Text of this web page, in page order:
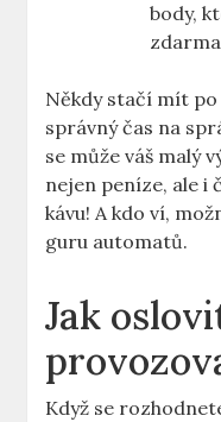
body,
Někdy stačí mít
správný čas na
se může váš malý
nejen peníze, ale i
kávu! A kdo ví,
guru automatů.
Jak
Když se